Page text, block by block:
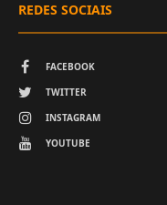
REDES SOCIAIS
FACEBOOK
TWITTER
INSTAGRAM
YOUTUBE